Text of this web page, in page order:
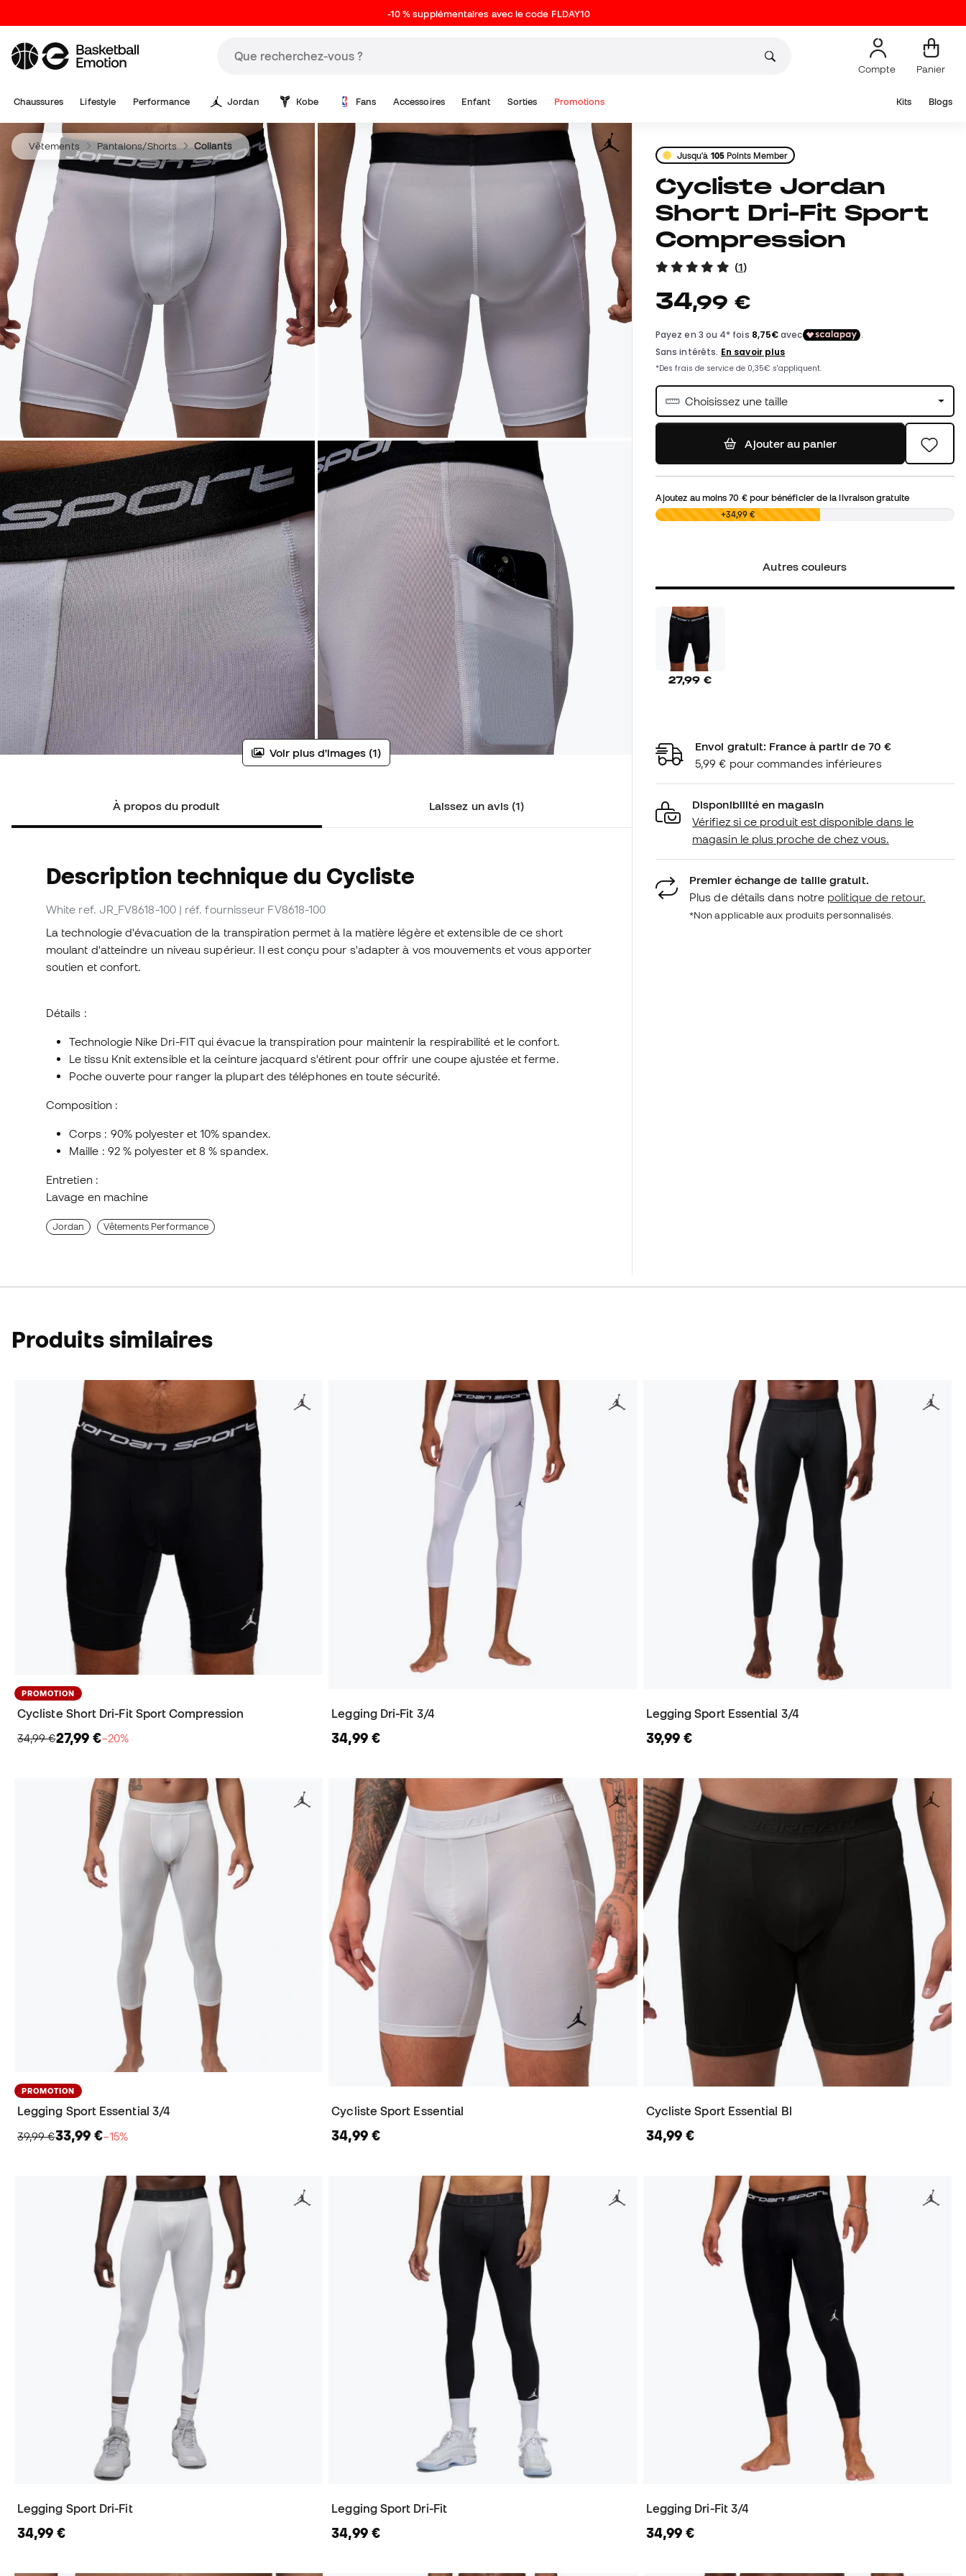
-10 % supplémentaires avec le code FLDAY10
Compte Panier
Chaussures Lifestyle Performance Jordan Kobe Fans Accessoires Enfant Sorties Promotions Kits Blogs
Vêtements Pantalons/Shorts Collants
Voir plus d'images (1)
À propos du produit Laissez un avis (1)
Description technique du Cycliste
White ref. JR_FV8618-100 | réf. fournisseur FV8618-100
La technologie d'évacuation de la transpiration permet à la matière légère et extensible de ce short
moulant d'atteindre un niveau supérieur. Il est conçu pour s'adapter à vos mouvements et vous apporter
soutien et confort.
Détails :
Technologie Nike Dri-FIT qui évacue la transpiration pour maintenir la respirabilité et le confort.
Le tissu Knit extensible et la ceinture jacquard s'étirent pour offrir une coupe ajustée et ferme.
Poche ouverte pour ranger la plupart des téléphones en toute sécurité.
Composition :
Corps : 90% polyester et 10% spandex.
Maille : 92 % polyester et 8 % spandex.
Entretien :
Lavage en machine
Jordan Vêtements Performance
Jusqu'à 105Points Member
Cycliste Jordan
Short Dri-Fit Sport
Compression
(1)
34,99 €
Choisissez une taille
Ajouter au panier
Ajoutez au moins70 €pour bénéficier de la livraison gratuite
0,00 € +34,99 €
Autres couleurs
27,99 €
Envoi gratuit: France à partir de 70 €
5,99 € pour commandes inférieures
Disponibilité en magasin
Vérifiez si ce produit est disponible dans le
magasin le plus proche de chez vous.
Premier échange de taille gratuit.
Plus de détails dans notre politique de retour.
*Non applicable aux produits personnalisés.
Produits similaires
PROMOTION
Cycliste Short Dri-Fit Sport Compression
34,99 €27,99 €−20%
Legging Dri-Fit 3/4
34,99 €
Legging Sport Essential 3/4
39,99 €
PROMOTION
Legging Sport Essential 3/4
39,99 €33,99 €−15%
Cycliste Sport Essential
34,99 €
Cycliste Sport Essential Bl
34,99 €
Legging Sport Dri-Fit
34,99 €
Legging Sport Dri-Fit
34,99 €
Legging Dri-Fit 3/4
34,99 €